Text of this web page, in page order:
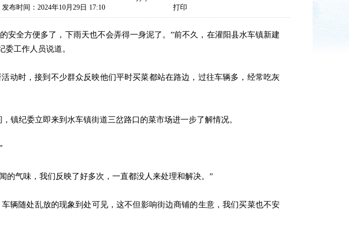
发布时间：2024年10月29日 17:10
打印
全方便多了，下雨天也不会弄得一身泥了。”前不久，在灌阳县水车镇新建
工作人员说道。
时，接到不少群众反映他们平时买菜都站在路边，过往车辆多，经常吃灰
纪委立即来到水车镇街道三岔路口的菜市场进一步了解情况。
气味，我们反映了好多次，一直都没人来处理和解决。”
随处乱放的现象到处可见，这不但影响街边商铺的生意，我们买菜也不安